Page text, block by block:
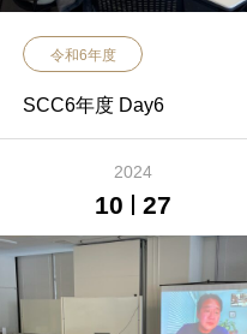
令和6年度
SCC6年度 Day6
2024
10 27